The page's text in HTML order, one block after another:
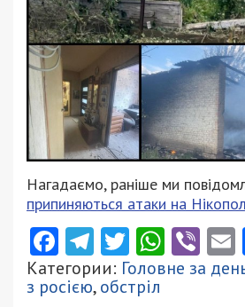
Нагадаємо, раніше ми
припиняються атаки на
Facebook
Telegram
Twitter
Категории: Головне за
з росією,обстріл